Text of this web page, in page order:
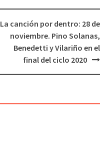
La canción por dentro: 28 de
noviembre. Pino Solanas,
Benedetti y Vilariño en el
final del ciclo 2020